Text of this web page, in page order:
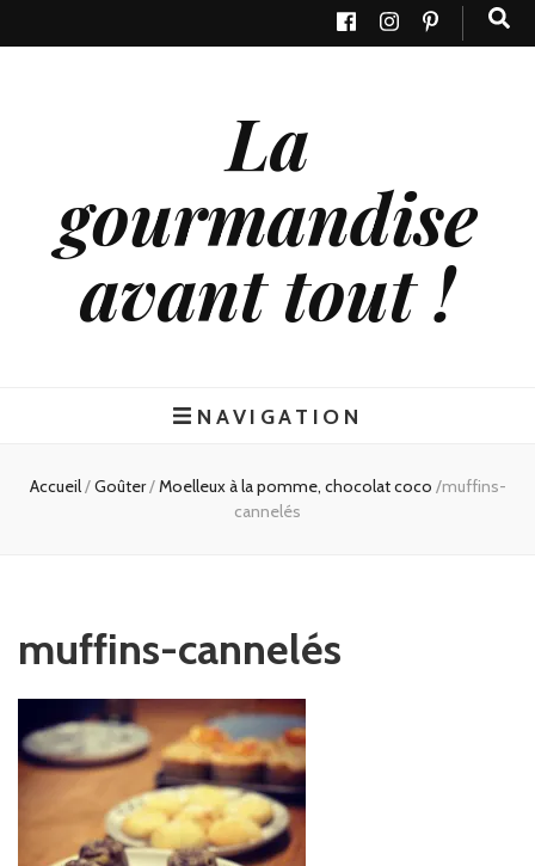
La
gourmandise
avant tout !
NAVIGATION
Accueil/Goûter/Moelleux à la pomme, chocolat coco /muffins-
cannelés
muffins-cannelés